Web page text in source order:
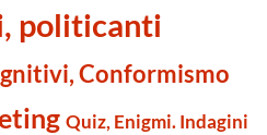
politicanti
Conformismo
Quiz, Enigmi. Indagini